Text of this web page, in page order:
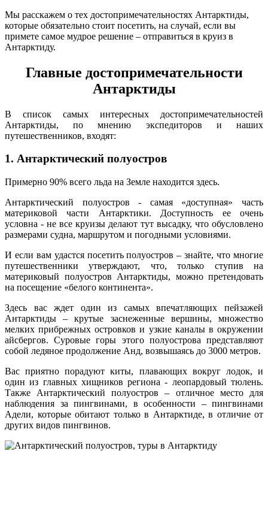
Мы расскажем о тех достопримечательностях Антарктиды,
которые обязательно стоит посетить, на случай, если вы
примете самое мудрое решение – отправиться в круиз в
Антарктиду.
Главные достопримечательности
Антарктиды
В список самых интересных достопримечательностей
Антарктиды, по мнению экспедиторов и наших
путешественников, входят:
1. Антарктический полуостров
Примерно 90% всего льда на Земле находится здесь.
Антарктический полуостров - самая «доступная» часть
материковой части Антарктики. Доступность ее очень
условна - не все круизы делают тут высадку, что обусловлено
размерами судна, маршрутом и погодными условиями.
И если вам удастся посетить полуостров – знайте, что многие
путешественники утверждают, что, только ступив на
материковый полуостров Антарктиды, можно претендовать
на посещение «белого континента».
Здесь вас ждет один из самых впечатляющих пейзажей
Антарктиды – крутые заснеженные вершины, множество
мелких прибрежных островков и узкие каналы в окружении
айсбергов. Суровые горы этого полуострова представляют
собой ледяное продолжение Анд, возвышаясь до 3000 метров.
Вас приятно порадуют киты, плавающих вокруг лодок, и
один из главных хищников региона - леопардовый тюлень.
Также Антарктический полуостров – отличное место для
наблюдения за пингвинами, в особенности – пингвинами
Адели, которые обитают только в Антарктиде, в отличие от
других видов пингвинов.